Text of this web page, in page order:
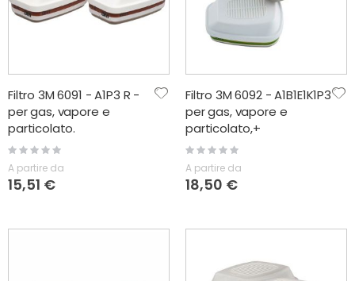
Filtro 3M 6091 - A1P3 R -
per gas, vapore e
particolato.
Rating:
A partire da
15,51 €
Filtro 3M 6092 - A1B1E1K1P3
per gas, vapore e
particolato,+
formaldeide
Rating:
A partire da
18,50 €